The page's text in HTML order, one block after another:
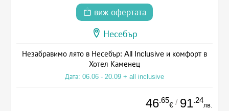
виж офертата
Несебър
Незабравимо лято в Несебър: All Inclusive и комфорт в
Хотел Каменец
Дата: 06.06 - 20.09 + all inclusive
46.65
€ / 91.24
лв.